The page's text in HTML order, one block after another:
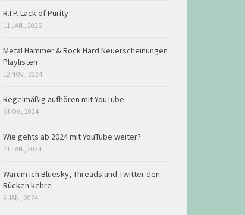
R.I.P. Lack of Purity
11 JAN., 2026
Metal Hammer & Rock Hard Neuerscheinungen
Playlisten
12 NOV., 2024
Regelmäßig aufhören mit YouTube.
6 NOV., 2024
Wie gehts ab 2024 mit YouTube weiter?
21 JAN., 2024
Warum ich Bluesky, Threads und Twitter den
Rücken kehre
5 JAN., 2024